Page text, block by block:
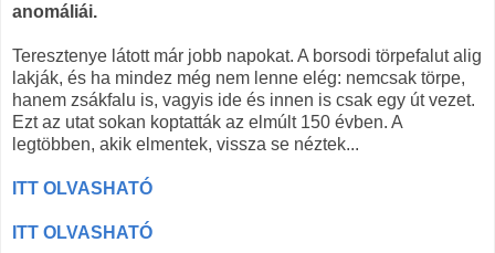
anomáliái.
Teresztenye látott már jobb napokat. A borsodi törpefalut alig
lakják, és ha mindez még nem lenne elég: nemcsak törpe,
hanem zsákfalu is, vagyis ide és innen is csak egy út vezet.
Ezt az utat sokan koptatták az elmúlt 150 évben. A
legtöbben, akik elmentek, vissza se néztek...
ITT OLVASHATÓ
ITT OLVASHATÓ